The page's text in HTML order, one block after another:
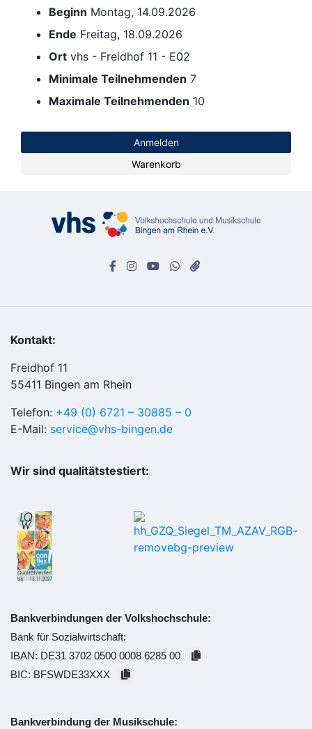
Beginn Montag, 14.09.2026
Ende Freitag, 18.09.2026
Ort vhs - Freidhof 11 - E02
Minimale Teilnehmenden 7
Maximale Teilnehmenden 10
Anmelden
Warenkorb
Kontakt:
Freidhof 11
55411 Bingen am Rhein
Telefon: +49 (0) 6721 – 30885 – 0
E-Mail: service@vhs-bingen.de
Wir sind qualitätstestiert:
Bankverbindungen der Volkshochschule:
Bank für Sozialwirtschaft:
IBAN: DE31 3702 0500 0008 6285 00
BIC: BFSWDE33XXX
Bankverbindung der Musikschule: